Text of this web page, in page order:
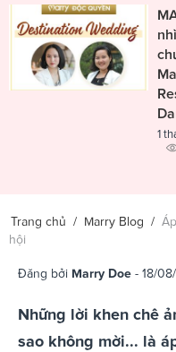
1
Trang chủ / Marry Blog /
hội
Đăng bởi Marry Doe - 18/
Những lời khen chê
sao không mời... là